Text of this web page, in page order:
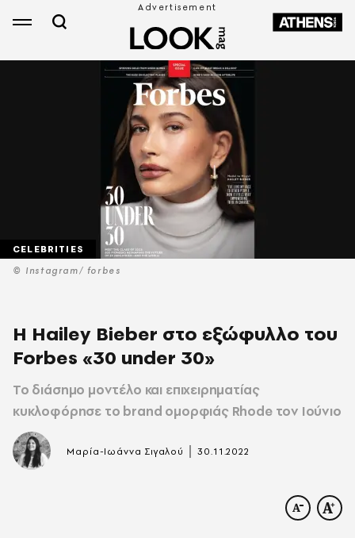
© Instagram/ forbes
CELEBRITIES
Η Hailey Bieber στο εξώφυλλο του
Forbes «30 under 30»
Το διάσημο μοντέλο και επιχειρηματίας
κυκλοφόρησε το brand ομορφιάς Rhode τον Ιούνιο
Μαρία-Ιωάννα Σιγαλού |30.11.2022